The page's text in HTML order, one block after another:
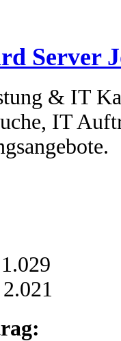
Server
& IT
IT